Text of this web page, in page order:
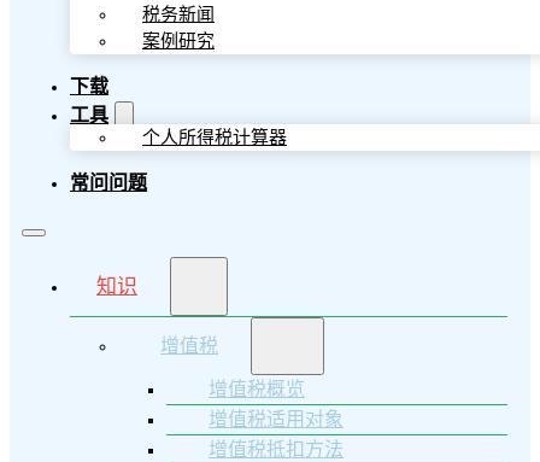
税务新闻
案例研究
下载
工具
个人所得税计算器
常问问题
知识
增值税
增值税概览
增值税适用对象
增值税抵扣方法